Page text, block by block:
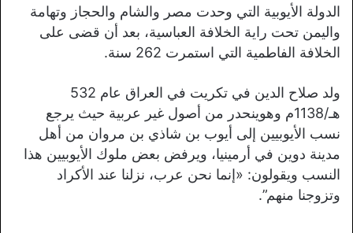
الدولة الأيوبية التي وحدت مصر والشام والحجاز وتهامة
واليمن تحت راية الخلافة العباسية، بعد أن قضى على
الخلافة الفاطمية التي استمرت 262 سنة.
ولد صلاح الدين في تكريت في العراق عام 532
هـ/1138م وهوينحدر من أصول غير عربية حيث يرجع
نسب الأيوبيين إلى أيوب بن شاذي بن مروان من أهل
مدينة دوين في أرمينيا، ويرفض بعض ملوك الأيوبيين هذا
النسب ويقولون: «إنما نحن عرب، نزلنا عند الأكراد
وتزوجنا منهم”.